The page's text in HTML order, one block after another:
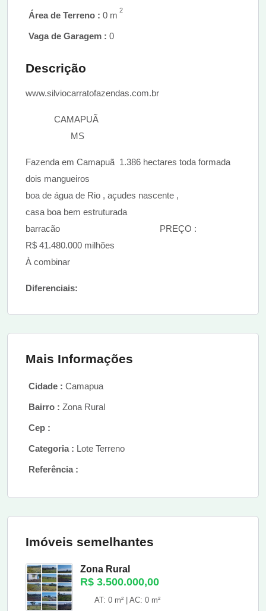
Área de Terreno : 0 m 2
Vaga de Garagem : 0
Descrição
www.silviocarratofazendas.com.br
CAMAPUÃ
MS
Fazenda em Camapuã 1.386 hectares toda formada
dois mangueiros
boa de água de Rio , açudes nascente ,
casa boa bem estruturada
barracão PREÇO :
R$ 41.480.000 milhões
À combinar
Diferenciais:
Mais Informações
Cidade : Camapua
Bairro : Zona Rural
Cep :
Categoria : Lote Terreno
Referência :
Imóveis semelhantes
Zona Rural
R$ 3.500.000,00
AT: 0 m² | AC: 0 m²